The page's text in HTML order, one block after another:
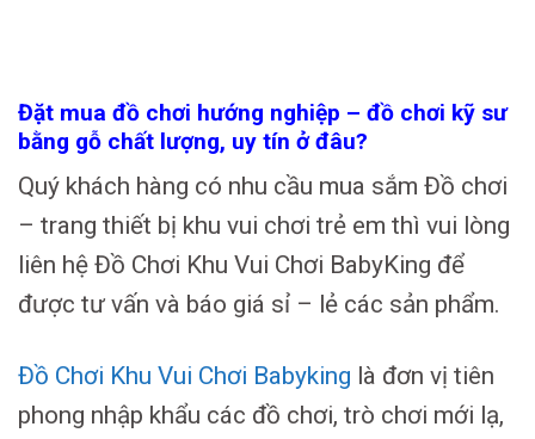
Đặt mua đồ chơi hướng nghiệp – đồ chơi kỹ sư
bằng gỗ chất lượng, uy tín ở đâu?
Quý khách hàng có nhu cầu mua sắm Đồ chơi
– trang thiết bị khu vui chơi trẻ em thì vui lòng
liên hệ Đồ Chơi Khu Vui Chơi BabyKing để
được tư vấn và báo giá sỉ – lẻ các sản phẩm.
Đồ Chơi Khu Vui Chơi Babyking là đơn vị tiên
phong nhập khẩu các đồ chơi, trò chơi mới lạ,